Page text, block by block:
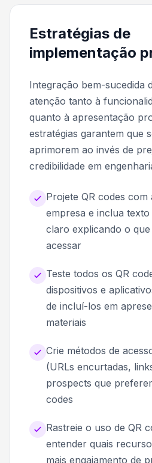
Estratégias de
implementação
Integração bem-sucedida
atenção tanto à
quanto à apresentação
estratégias garantem que
aprimorem ao invés de
credibilidade em
Projete QR codes com
empresa e inclua
claro explicando o
acessar
Teste todos os QR
dispositivos e
de incluí-los em
materiais
Crie métodos de
(URLs encurtadas,
prospects que
codes
Rastreie o uso de QR
entender quais
mais engajamento de